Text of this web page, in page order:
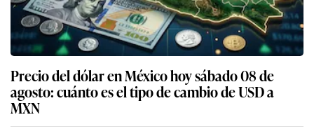
Precio del dólar en México hoy sábado 08 de
agosto: cuánto es el tipo de cambio de USD a
MXN